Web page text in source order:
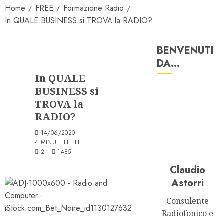
Home FREE
Formazione Radio
In QUALE BUSINESS si TROVA la RADIO?
In QUALE
BUSINESS si
TROVA la
RADIO?
14/06/2020
4 MINUTI LETTI
2
1485
BENVENUTI
DA…
Claudio
Astorri
Consulente
Radiofonico e